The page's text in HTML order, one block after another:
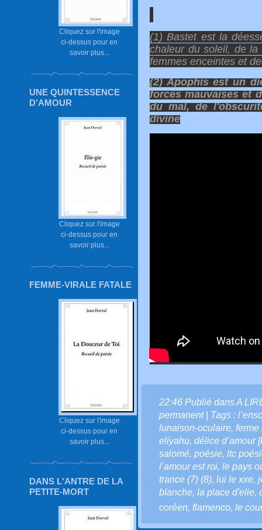
Cliquez sur l'image
ci-dessus pour en
savoir plus...
UNE QUINTESSENCE
D'AMOUR
Cliquez sur l'image
ci-dessus pour en
savoir plus...
FEMME-VIRALE FATALE
Cliquez sur l'image
ci-dessus pour en
savoir plus...
DANS L'ANTRE DE LA
PETITE-MORT
(1) Bastet est la
chaleur du soleil, de
femmes enceintes et
(2) Apophis est un
forces mauvaises et
du mal, de
divine
22:46 Publié dansA
permanent| Tags :
lunaison-oculaire, ferme
eliyahu, délice d’amour
salomé, poésie, ltc
l’amour est roi, le pays
trance (7) (8), lui le xxe,
blanche, la place d'elie,
coréen, flamenco, le